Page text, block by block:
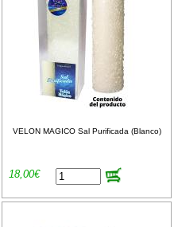
VELON MAGICO Sal Purificada (Blanco)
18,00€